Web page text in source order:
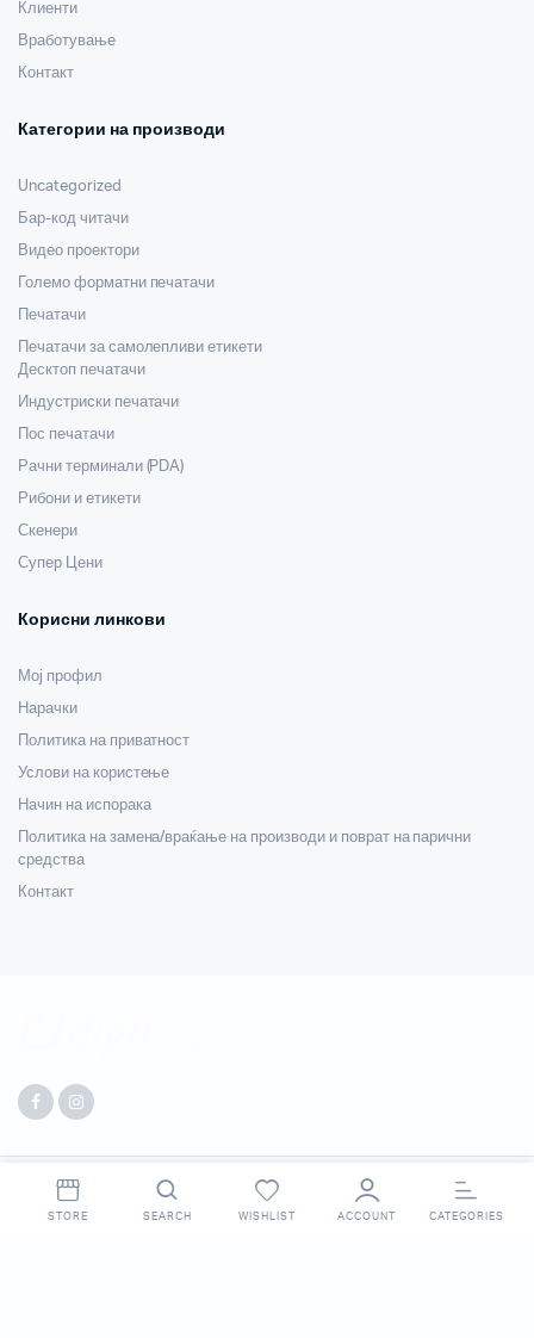
Клиенти
Вработување
Контакт
Категории на производи
Uncategorized
Бар-код читачи
Видео проектори
Големо форматни печатачи
Печатачи
Печатачи за самолепливи етикети
Десктоп печатачи
Индустриски печатачи
Пос печатачи
Рачни терминали (PDA)
Рибони и етикети
Скенери
Супер Цени
Корисни линкови
Мој профил
Нарачки
Политика на приватност
Услови на користење
Начин на испорака
Политика на замена/враќање на производи и поврат на парични
средства
Контакт
Copyright 2025 © Digit. All right reserved. Made by Webpigment
STORE SEARCH WISHLIST ACCOUNT CATEGORIES